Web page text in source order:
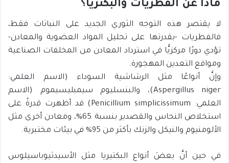
ماذا عن الفطريات والبكتريا؟
لا يقتصر هذه التوجه الثوري الجديد على النباتات فقط،
فالفطريات -بقدرتها على تحليل المواد العضوية والمعادن-
تؤدي دورًا مركزيًّا في استرداد المعادن من المخلفات الصناعية
ومواقع التعدين المهجورة.
وإنَّ أنواعًا مثل الرشاشية السوداء (الاسم العلمي:
Aspergillus niger)، والبنسليوم سيمبليسيموم (الاسم
العلمي: Penicillium simplicissimum) قد أظهرت قدرةً على
استخلاص النحاس والقصدير بنسبة 65%، ومعادن أخرى مثل
الألومنيوم والنيكل والزنك بأكثر من 95% في بيئات مختبرية.
في حين أنَّ بعضَ أنواع البكتيريا مثل الأسيدثيوباسيلوس